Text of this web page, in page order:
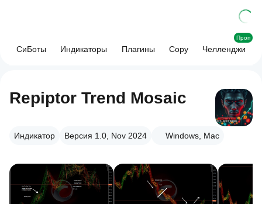
СиБоты Индикаторы Плагины Copy Челленджи
Проп
Repiptor Trend Mosaic
Индикатор Версия 1.0, Nov 2024 Windows, Mac